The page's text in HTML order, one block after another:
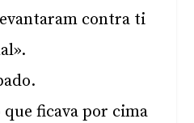
contra ti
que ficava por cima